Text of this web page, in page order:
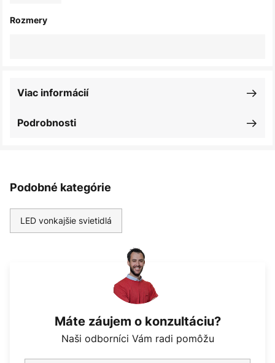
Rozmery
Podrobnosti
Viac informácií
Podobné kategórie
LED vonkajšie svietidlá
Máte záujem o konzultáciu?
Naši odborníci Vám radi pomôžu